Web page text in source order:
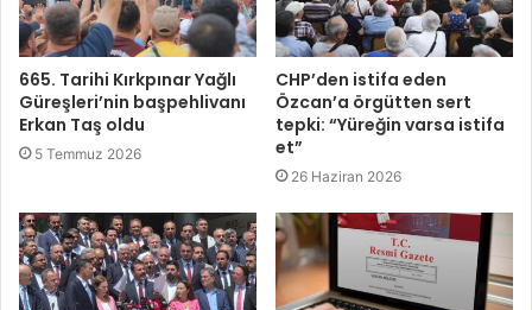
665. Tarihi Kırkpınar Yağlı
Güreşleri’nin başpehlivanı
Erkan Taş oldu
5 Temmuz 2026
CHP’den istifa eden
Özcan’a örgütten sert
tepki: “Yüreğin varsa istifa
et”
26 Haziran 2026